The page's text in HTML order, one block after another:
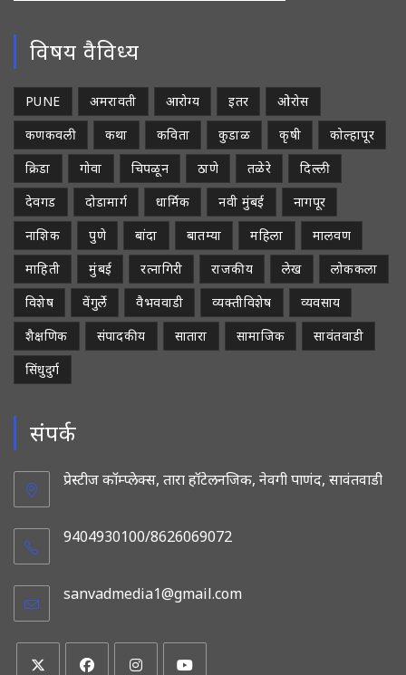
विषय वैविध्य
PUNE अमरावती आरोग्य इतर
ओरोस
कणकवली
कथा कविता कुडाळ कृषी
कोल्हापूर
क्रिडा
गोवा चिपळून ठाणे तळेरे
दिल्ली
देवगड
दोडामार्ग धार्मिक नवी मुंबई
नागपूर
नाशिक
पुणे बांदा बातम्या महिला
मालवण
माहिती
मुंबई रत्नागिरी राजकीय लेख
लोककला
विशेष
वेंगुर्ले वैभववाडी व्यक्तीविशेष
व्यवसाय
शैक्षणिक
संपादकीय सातारा सामाजिक
सावंतवाडी
सिंधुदुर्ग
संपर्क
प्रेस्टीज कॉम्प्लेक्स, तारा हॉटेलनजिक, नेवगी पाणंद, सावंतवाडी
9404930100/8626069072
sanvadmedia1@gmail.com